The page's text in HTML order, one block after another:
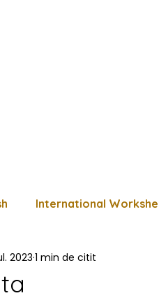
International
Fișe de lucru
2023 1 min de citit